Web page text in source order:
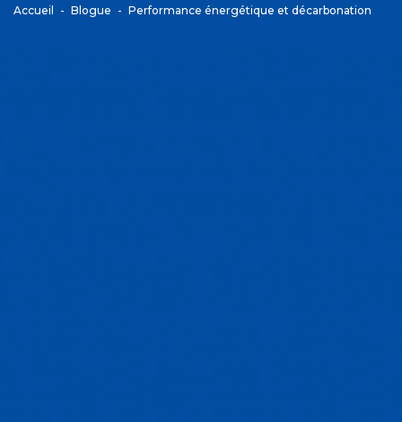
Accueil Blogue Performance énergétique et décarbonation